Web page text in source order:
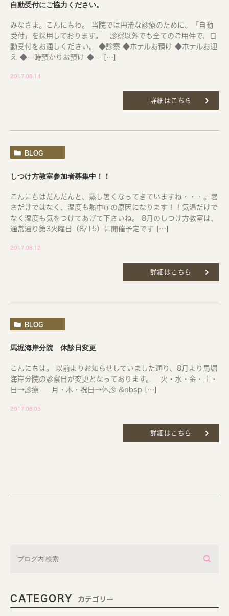
自動受付にご協力ください。
みなさま。こんにちわ。 当院では円滑な診療のために、「自動
受付」を採用しております。 診察以外でも全てのご用件で、自
動受付をお通しください。 ◆診察 ◆ホテルお預け ◆ホテルお迎
え ◆一時預かりお預け ◆一 […]
2017.08.14
詳細はこちら
BLOG
しつけ方教室参加者募集中！！
こんにちはだんだんと、蒸し暑くなってきていますね・・・。暑
さだけではなく、湿度も熱中症の原因になります！！気温だけで
なく湿度も気をつけてあげて下さいね。 8月のしつけ方教室は、
通常通り第3火曜日（8/15）に開催予定です […]
2017.08.12
詳細はこちら
BLOG
馬堀海岸分院 休診日変更
こんにちは。 以前よりお知らせしていました通り、8月より馬堀
海岸分院の診察日が変更となっております。 火・水・金・土・
日→診療 月・木・祝日→休診 &nbsp […]
2017.08.03
詳細はこちら
CATEGORY カテゴリー